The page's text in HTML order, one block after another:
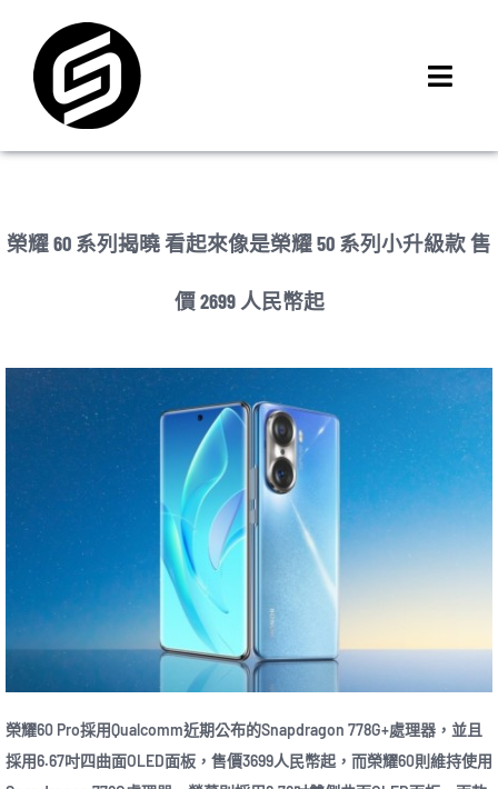
content
榮耀 60 系列揭曉 看起來像是榮耀 50 系列小升級款 售
價 2699 人民幣起
榮耀60 Pro採用Qualcomm近期公布的Snapdragon 778G+處理器，並且
採用6.67吋四曲面OLED面板，售價3699人民幣起，而榮耀60則維持使用